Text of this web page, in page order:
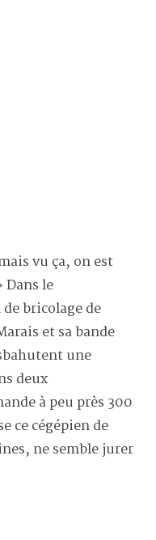
vu ça, on est
le
bricolage de
et sa bande
une
deux
à peu près 300
ce cégépien de
ne semble jurer